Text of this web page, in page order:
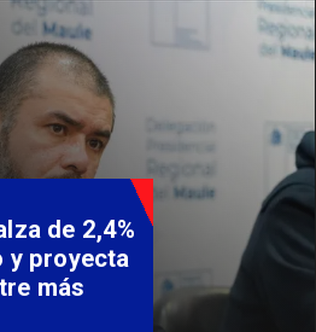
de 2,4%
y proyecta
más